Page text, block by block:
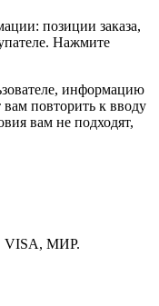
позиции заказа,
Нажмите
информацию
повторить к вводу
вам не подходят,
VISA, МИР.